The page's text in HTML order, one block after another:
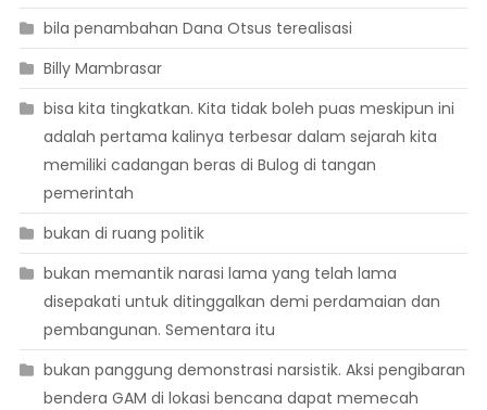
bila penambahan Dana Otsus terealisasi
Billy Mambrasar
bisa kita tingkatkan. Kita tidak boleh puas meskipun ini
adalah pertama kalinya terbesar dalam sejarah kita
memiliki cadangan beras di Bulog di tangan
pemerintah
bukan di ruang politik
bukan memantik narasi lama yang telah lama
disepakati untuk ditinggalkan demi perdamaian dan
pembangunan. Sementara itu
bukan panggung demonstrasi narsistik. Aksi pengibaran
bendera GAM di lokasi bencana dapat memecah